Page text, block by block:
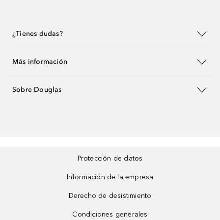
¿Tienes dudas?
Más información
Sobre Douglas
Protección de datos
Información de la empresa
Derecho de desistimiento
Condiciones generales